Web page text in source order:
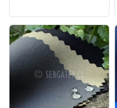
contra fuego en base a tela
100% algodón con
tratamiento ignífugo con
recubrimiento de polímero
con microesferas de cristal.